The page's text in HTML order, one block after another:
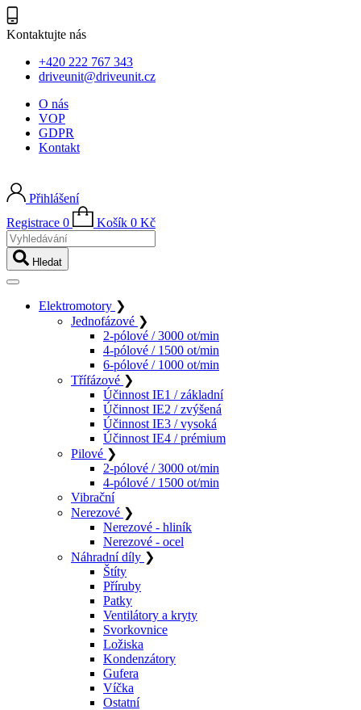
Kontaktujte nás
+420 222 767 343
driveunit@driveunit.cz
O nás
VOP
GDPR
Kontakt
Přihlášení
Registrace 0 Košík 0 Kč
Vyhledávání
Hledat
Elektromotory ❯
Jednofázové ❯
2-pólové / 3000 ot/min
4-pólové / 1500 ot/min
6-pólové / 1000 ot/min
Třífázové ❯
Účinnost IE1 / základní
Účinnost IE2 / zvýšená
Účinnost IE3 / vysoká
Účinnost IE4 / prémium
Pilové ❯
2-pólové / 3000 ot/min
4-pólové / 1500 ot/min
Vibrační
Nerezové ❯
Nerezové - hliník
Nerezové - ocel
Náhradní díly ❯
Štíty
Příruby
Patky
Ventilátory a kryty
Svorkovnice
Ložiska
Kondenzátory
Gufera
Víčka
Ostatní